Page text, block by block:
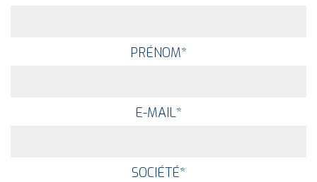
PRÉNOM*
E-MAIL*
SOCIÉTÉ*